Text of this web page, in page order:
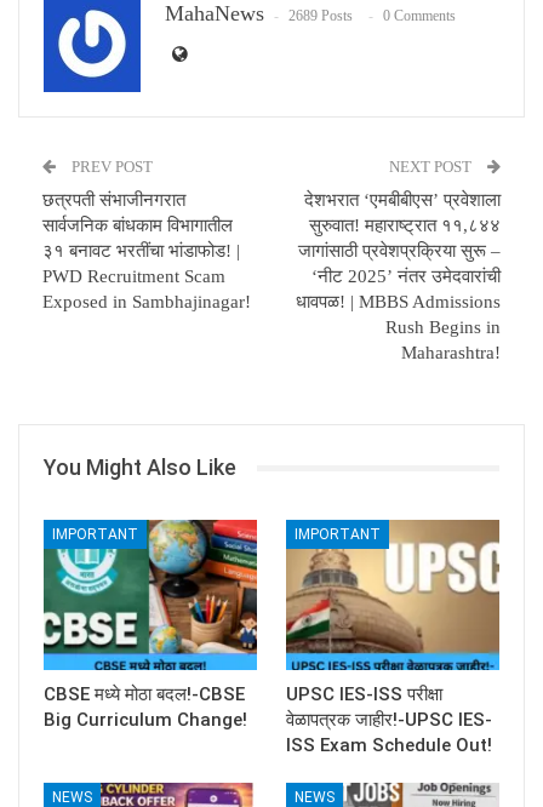
MahaNews 2689 Posts 0 Comments
PREV POST
छत्रपती संभाजीनगरात
सार्वजनिक बांधकाम विभागातील
३१ बनावट भरतींचा भांडाफोड! |
PWD Recruitment Scam
Exposed in Sambhajinagar!
NEXT POST
देशभरात ‘एमबीबीएस’ प्रवेशाला
सुरुवात! महाराष्ट्रात ११,८४४
जागांसाठी प्रवेशप्रक्रिया सुरू –
‘नीट 2025’ नंतर उमेदवारांची
धावपळ! | MBBS Admissions
Rush Begins in
Maharashtra!
You Might Also Like
IMPORTANT
CBSE मध्ये मोठा बदल!-CBSE
Big Curriculum Change!
IMPORTANT
UPSC IES-ISS परीक्षा
वेळापत्रक जाहीर!-UPSC IES-
ISS Exam Schedule Out!
NEWS NEWS